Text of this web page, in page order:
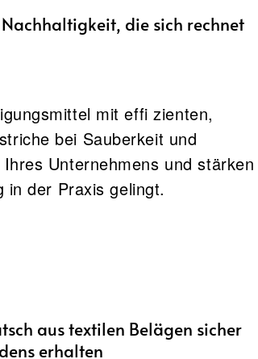
die sich rechnet
mit effi zienten,
bei Sauberkeit und
Unternehmens und stärken
in der Praxis gelingt.
aus textilen Belägen sicher
erhalten